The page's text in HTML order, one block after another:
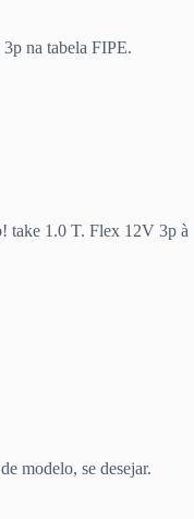
na tabela FIPE.
take 1.0 T. Flex 12V 3p à
modelo, se desejar.